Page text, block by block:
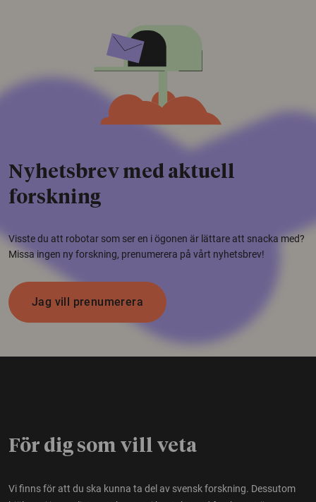
Nyhetsbrev med aktuell
forskning
Visste du att robotar som ser en i ögonen är lättare att snacka med?
Missa ingen ny forskning, prenumerera på vårt nyhetsbrev!
Jag vill prenumerera
För dig som vill veta
Vi finns för att du ska kunna ta del av svensk forskning. Dessutom